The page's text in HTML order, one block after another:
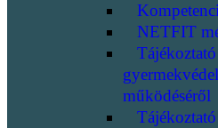
NETFIT
működéséről